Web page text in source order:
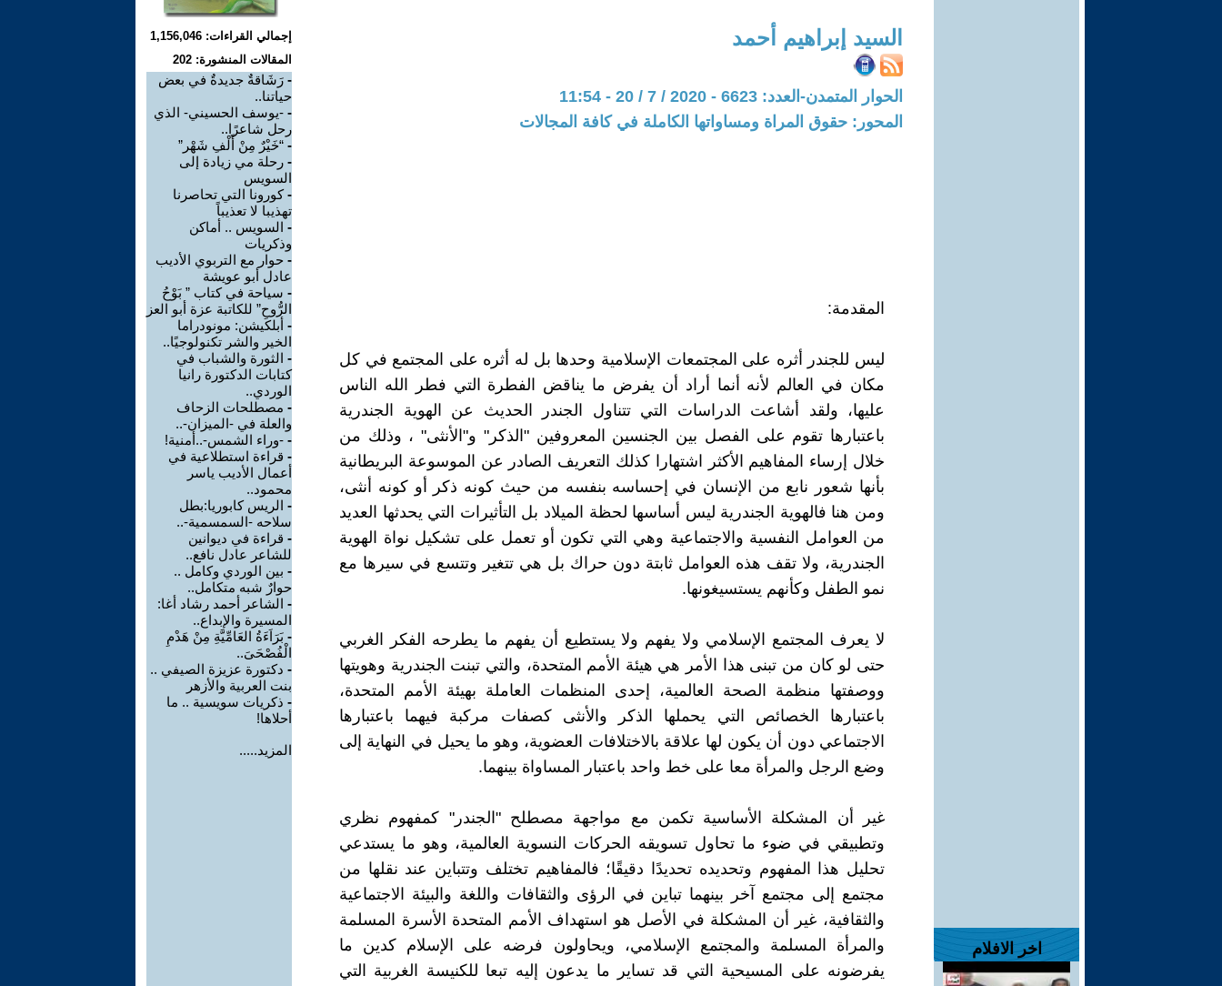
اخر الافلام
السيد إبراهيم أحمد
الحوار المتمدن-العدد: 6623 - 2020 / 7 / 20 - 11:54
المحور: حقوق المراة ومساواتها الكاملة في كافة المجالات
المقدمة:
ليس للجندر أثره على المجتمعات الإسلامية وحدها بل له أثره على المجتمع في كل
مكان في العالم لأنه أنما أراد أن يفرض ما يناقض الفطرة التي فطر الله الناس
عليها، ولقد أشاعت الدراسات التي تتناول الجندر الحديث عن الهوية الجندرية
باعتبارها تقوم على الفصل بين الجنسين المعروفين "الذكر" و"الأنثى" ، وذلك من
خلال إرساء المفاهيم الأكثر اشتهارا كذلك التعريف الصادر عن الموسوعة البريطانية
بأنها شعور نابع من الإنسان في إحساسه بنفسه من حيث كونه ذكر أو كونه أنثى،
ومن هنا فالهوية الجندرية ليس أساسها لحظة الميلاد بل التأثيرات التي يحدثها العديد
من العوامل النفسية والاجتماعية وهي التي تكون أو تعمل على تشكيل نواة الهوية
الجندرية، ولا تقف هذه العوامل ثابتة دون حراك بل هي تتغير وتتسع في سيرها مع
نمو الطفل وكأنهم يستسيغونها.
لا يعرف المجتمع الإسلامي ولا يفهم ولا يستطيع أن يفهم ما يطرحه الفكر الغربي
حتى لو كان من تبنى هذا الأمر هي هيئة الأمم المتحدة، والتي تبنت الجندرية وهويتها
ووصفتها منظمة الصحة العالمية، إحدى المنظمات العاملة بهيئة الأمم المتحدة،
باعتبارها الخصائص التي يحملها الذكر والأنثى كصفات مركبة فيهما باعتبارها
الاجتماعي دون أن يكون لها علاقة بالاختلافات العضوية، وهو ما يحيل في النهاية إلى
وضع الرجل والمرأة معا على خط واحد باعتبار المساواة بينهما.
غير أن المشكلة الأساسية تكمن مع مواجهة مصطلح "الجندر" كمفهوم نظري
وتطبيقي في ضوء ما تحاول تسويقه الحركات النسوية العالمية، وهو ما يستدعي
تحليل هذا المفهوم وتحديده تحديدًا دقيقًا؛ فالمفاهيم تختلف وتتباين عند نقلها من
مجتمع إلى مجتمع آخر بينهما تباين في الرؤى والثقافات واللغة والبيئة الاجتماعية
والثقافية، غير أن المشكلة في الأصل هو استهداف الأمم المتحدة الأسرة المسلمة
والمرأة المسلمة والمجتمع الإسلامي، ويحاولون فرضه على الإسلام كدين ما
يفرضونه على المسيحية التي قد تساير ما يدعون إليه تبعا للكنيسة الغربية التي
إجمالي القراءات: 1,156,046
المقالات المنشورة: 202
- رَشَاقةٌ جديدةٌ في بعض
حياتنا..
- -يوسف الحسيني- الذي
رحل شاعرًا..
- “خَيْرٌ مِنْ أَلْفِ شَهْر”
- رحلة مي زيادة إلى
السويس
-كورونا التي تحاصرنا
تهذيبا لا تعذيباً
- السويس .. أماكن
وذكريات
- حوار مع التربوي الأديب
عادل أبو عويشة
- سياحة في كتاب ” بَوْحُ
الرُّوحِ” للكاتبة عزة أبو العز
- أبلكيشن: مونودراما
الخير والشر تكنولوجيًا..
- الثورة والشباب في
كتابات الدكتورة رانيا
الوردي..
- مصطلحات الزحاف
والعلة في -الميزان-..
- -وراء الشمس-..أمنية!
- قراءة استطلاعية في
أعمال الأديب ياسر
محمود..
- الريس كابوريا:بطل
سلاحه -السمسمية-..
- قراءة في ديوانين
للشاعر عادل نافع..
- بين الوردي وكامل ..
حوارٌ شبه متكامل..
- الشاعر أحمد رشاد أغا:
المسيرة والإبداع..
- بَرَاَءَةُ العَامِّيَّةِ مِنْ هَدْمِ
الْفُصْحَىَ..
- دكتورة عزيزة الصيفي ..
بنت العربية والأزهر
- ذكريات سويسية .. ما
أحلاها!
المزيد.....